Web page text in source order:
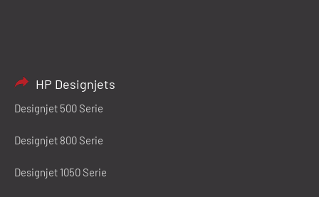
HP Designjets
Designjet 500 Serie
Designjet 800 Serie
Designjet 1050 Serie